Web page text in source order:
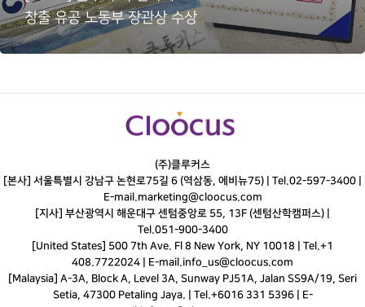
창출 유공 노동부 장관상 수상
(주)클루커스
[본사] 서울특별시 강남구 논현로75길 6 (역삼동, 에비뉴75) | Tel.02-597-3400
E-mail.marketing@cloocus.com
[지사] 부산광역시 해운대구 센텀중앙로 55, 13F (센텀산학캠퍼스) |
Tel.051-900-3400
[United States] 500 7th Ave. Fl 8 New York, NY 10018 | Tel.+1
408.7722024 | E-mail.info_us@cloocus.com
[Malaysia] A-3A, Block A, Level 3A, Sunway PJ51A, Jalan SS9A/19, Seri
Setia, 47300 Petaling Jaya. | Tel.+6016 331 5396 | E-